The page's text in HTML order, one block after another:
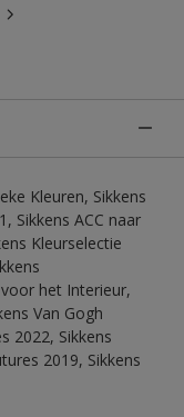
Kleuren, Sikkens
Sikkens ACC naar
Kleurselectie
het Interieur,
Van Gogh
2022, Sikkens
2019, Sikkens